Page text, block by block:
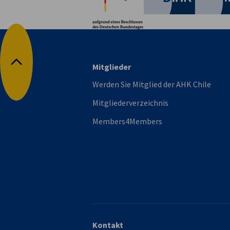
Nach oben
Mitglieder
Werden Sie Mitglied der AHK Chile
Mitgliederverzeichnis
Members4Members
Kontakt